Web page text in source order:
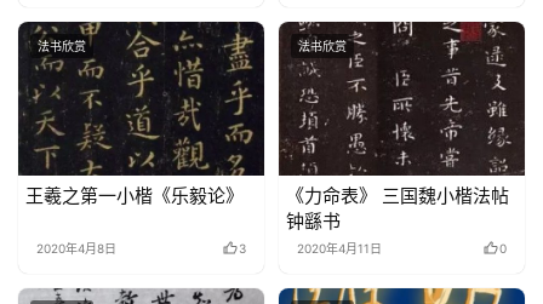
法书欣赏
王羲之第一小楷《乐毅论》
2020年4月8日 3
法书欣赏
《力命表》 三国魏小楷法帖
钟繇书
2020年4月11日 0